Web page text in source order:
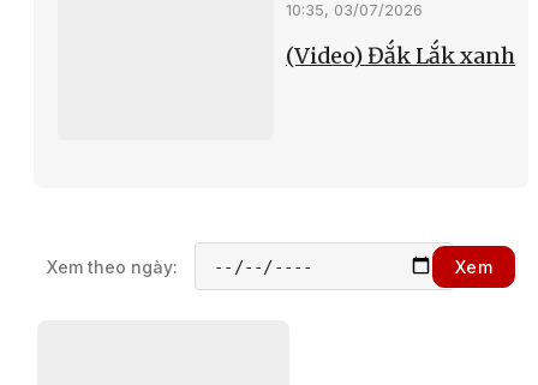
10:35, 03/07/2026
(Video) Đắk Lắk xanh
Xem theo ngày: Xem